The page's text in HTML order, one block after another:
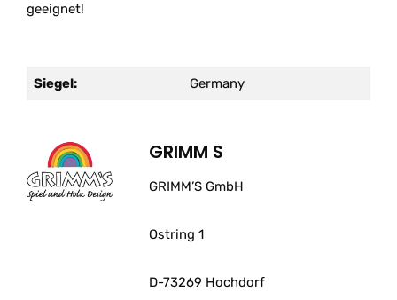
geeignet!
Siegel: Germany
GRIMM S
GRIMM’S GmbH
Ostring 1
D-73269 Hochdorf